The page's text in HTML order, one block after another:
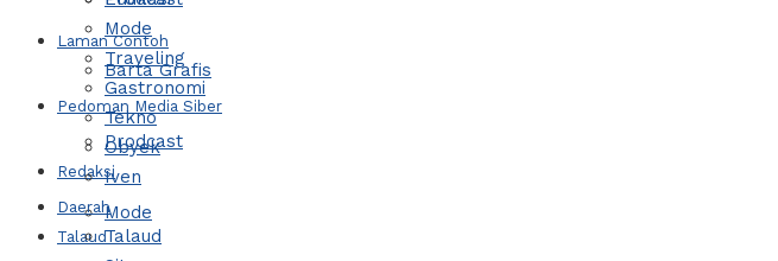
Laman Contoh
Pedoman Media Siber
Redaksi
Talaud
Barta Grafis
Prodcast
Mode
Mode
Traveling
Gastronomi
Tekno
Obyek
Iven
Daerah
Talaud